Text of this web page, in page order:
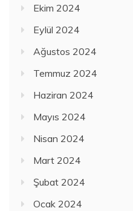
Ekim 2024
Eylül 2024
Ağustos 2024
Temmuz 2024
Haziran 2024
Mayıs 2024
Nisan 2024
Mart 2024
Şubat 2024
Ocak 2024